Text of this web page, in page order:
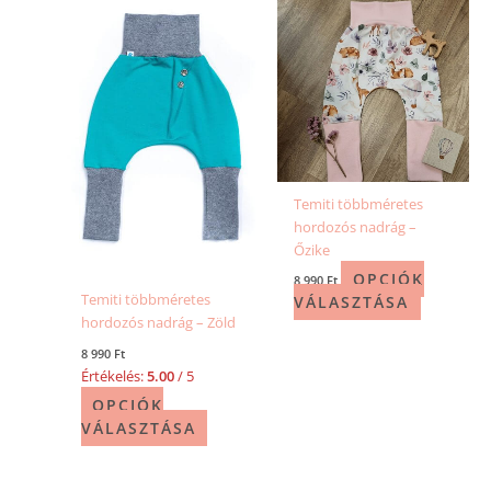
Temiti többméretes
hordozós nadrág – Zöld
8 990 Ft
Értékelés:5.00/ 5
OPCIÓK
VÁLASZTÁSA
termékoldalon
választhatók
ki
Temiti többméretes
hordozós nadrág –
Őzike
8 990Ft
OPCIÓK
VÁLASZTÁSA
ki